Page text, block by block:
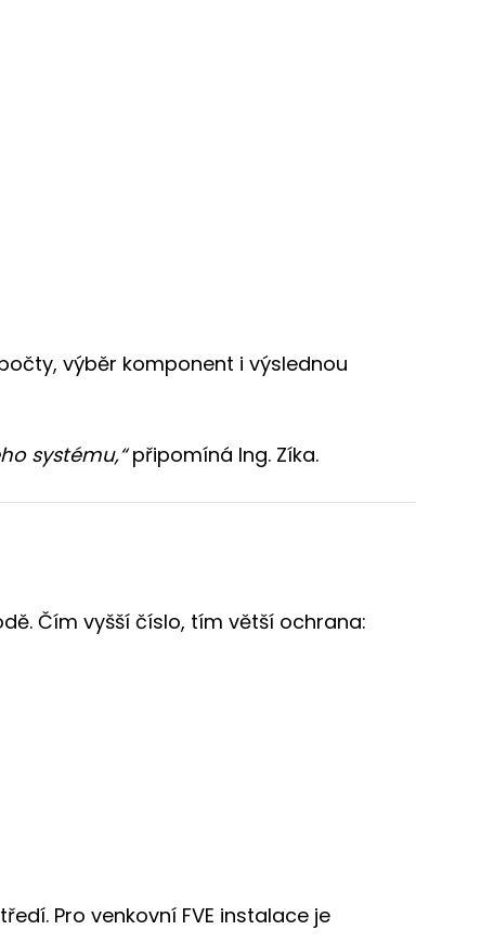
výběr komponent i výslednou
systému,“připomíná Ing. Zíka.
Čím vyšší číslo, tím větší ochrana:
Pro venkovní FVE instalace je